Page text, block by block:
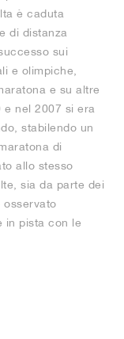
è caduta
di distanza
sui
e olimpiche,
e su altre
nel 2007 si era
stabilendo un
di
allo stesso
sia da parte dei
in pista con le